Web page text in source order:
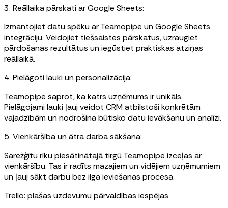
3. Reāllaika pārskati ar Google Sheets:
Izmantojiet datu spēku ar Teamopipe un Google Sheets
integrāciju. Veidojiet tiešsaistes pārskatus, uzraugiet
pārdošanas rezultātus un iegūstiet praktiskas atziņas
reāllaikā.
4. Pielāgoti lauki un personalizācija:
Teamopipe saprot, ka katrs uzņēmums ir unikāls.
Pielāgojami lauki ļauj veidot CRM atbilstoši konkrētām
vajadzībām un nodrošina būtisko datu ievākšanu un analīzi.
5. Vienkāršība un ātra darba sākšana:
Sarežģītu rīku piesātinātajā tirgū Teamopipe izceļas ar
vienkāršību. Tas ir radīts mazajiem un vidējiem uzņēmumiem
un ļauj sākt darbu bez ilga ieviešanas procesa.
Trello: plašas uzdevumu pārvaldības iespējas